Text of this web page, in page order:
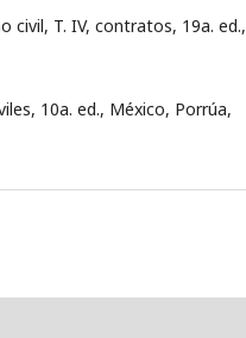
civil, T. IV, contratos, 19a. ed.,
10a. ed., México, Porrúa,